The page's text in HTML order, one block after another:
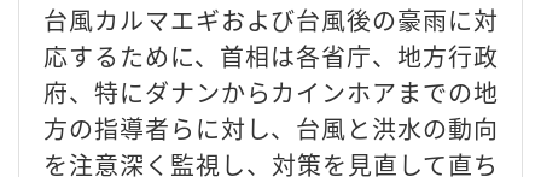
台風カルマエギおよび台風後の豪雨に対
応するために、首相は各省庁、地方行政
府、特にダナンからカインホアまでの地
方の指導者らに対し、台風と洪水の動向
を注意深く監視し、対策を見直して直ち